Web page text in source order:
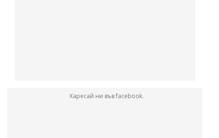
Харесай ни във facebook.